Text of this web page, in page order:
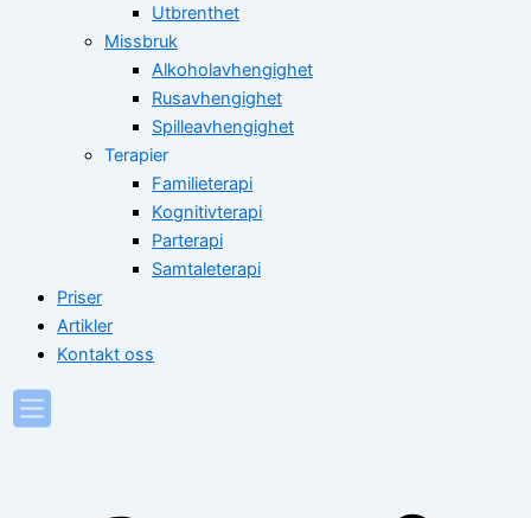
Utbrenthet
Missbruk
Alkoholavhengighet
Rusavhengighet
Spilleavhengighet
Terapier
Familieterapi
Kognitivterapi
Parterapi
Samtaleterapi
Priser
Artikler
Kontakt oss